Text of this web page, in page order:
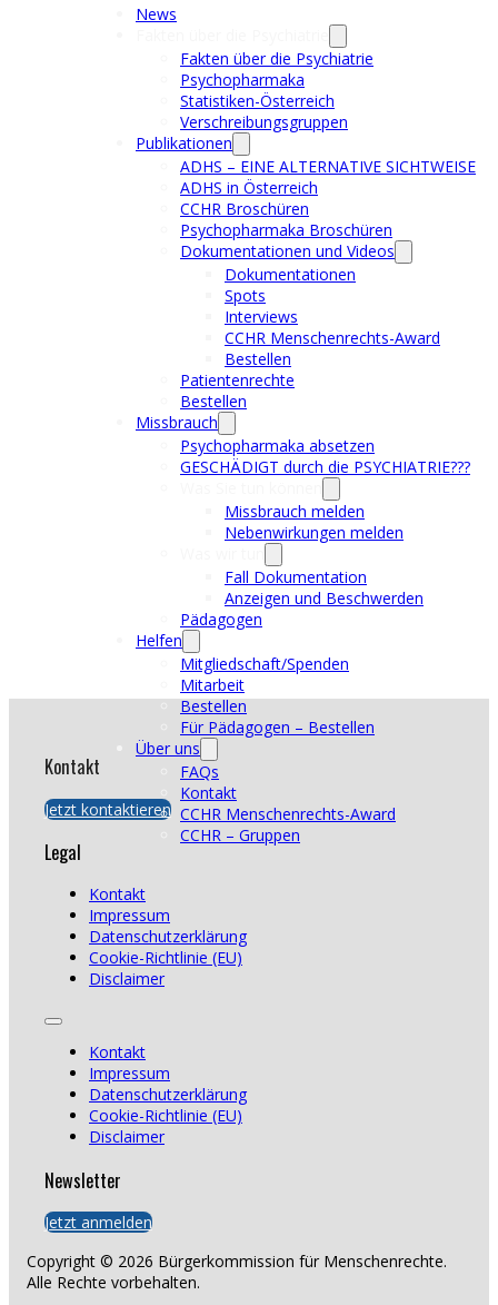
News
Fakten über die Psychiatrie
Psychopharmaka
Statistiken-Österreich
Verschreibungsgruppen
Publikationen
ADHS – EINE ALTERNATIVE SICHTWEISE
ADHS in Österreich
CCHR Broschüren
Psychopharmaka Broschüren
Dokumentationen und Videos
Dokumentationen
Spots
Interviews
CCHR Menschenrechts-Award
Bestellen
Patientenrechte
Bestellen
Missbrauch
Psychopharmaka absetzen
GESCHÄDIGT durch die PSYCHIATRIE???
Missbrauch melden
Nebenwirkungen melden
Fall Dokumentation
Anzeigen und Beschwerden
Pädagogen
Helfen
Mitgliedschaft/Spenden
Mitarbeit
Bestellen
Für Pädagogen – Bestellen
Über uns
FAQs
Kontakt
CCHR Menschenrechts-Award
CCHR – Gruppen
Kontakt
Jetzt kontaktieren
Legal
Kontakt
Impressum
Datenschutzerklärung
Cookie-Richtlinie (EU)
Disclaimer
Kontakt
Impressum
Datenschutzerklärung
Cookie-Richtlinie (EU)
Disclaimer
Newsletter
Jetzt anmelden
Copyright © 2026 Bürgerkommission für Menschenrechte.
Alle Rechte vorbehalten.